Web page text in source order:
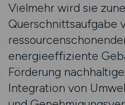
Vielmehr wird sie
Querschnittsaufgabe
energieeffiziente
Förderung
Integration von